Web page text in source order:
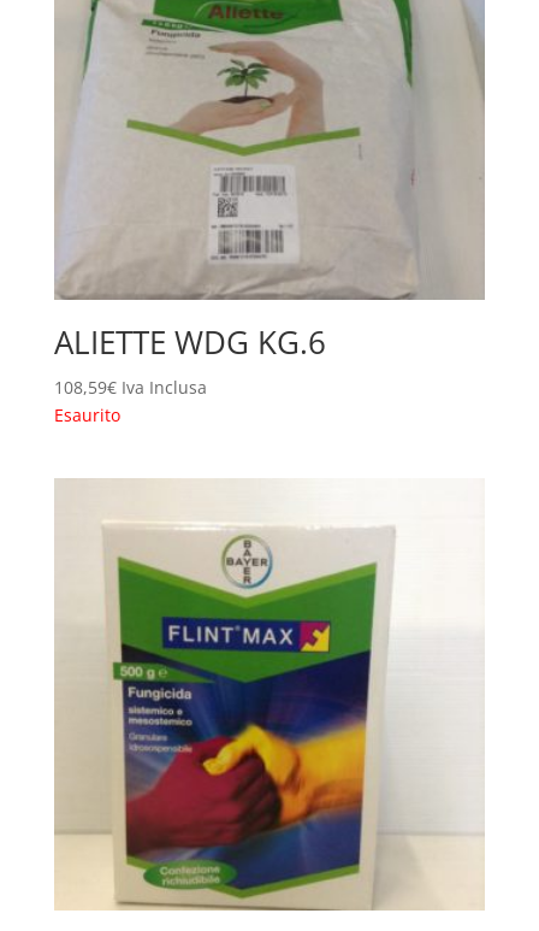
ALIETTE WDG KG.6
108,59€ Iva Inclusa
Esaurito